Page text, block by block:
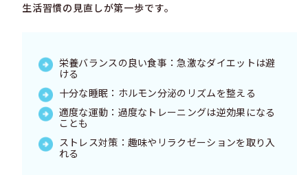
生活習慣の見直しが第一歩です。
栄養バランスの良い食事：急激なダイエットは避
ける
十分な睡眠：ホルモン分泌のリズムを整える
適度な運動：過度なトレーニングは逆効果になる
ことも
ストレス対策：趣味やリラクゼーションを取り入
れる